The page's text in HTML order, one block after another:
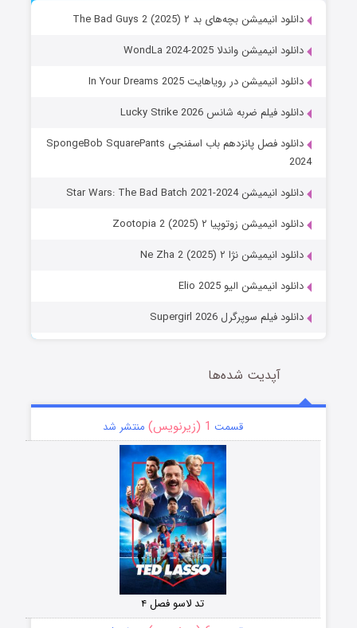
دانلود انیمیشن بچه‌های بد ۲ The Bad Guys 2 (2025)
دانلود انیمیشن واندلا WondLa 2024-2025
دانلود انیمیشن در رویاهایت In Your Dreams 2025
دانلود فیلم ضربه شانس Lucky Strike 2026
دانلود فصل پانزدهم باب اسفنجی SpongeBob SquarePants
2024
دانلود انیمیشن Star Wars: The Bad Batch 2021-2024
دانلود انیمیشن زوتوپیا ۲ Zootopia 2 (2025)
دانلود انیمیشن نژا ۲ Ne Zha 2 (2025)
دانلود انیمیشن الیو Elio 2025
دانلود فیلم سوپرگرل Supergirl 2026
آپدیت شده‌ها
قسمت 1 (زیرنویس) منتشر شد
تد لاسو فصل ۴